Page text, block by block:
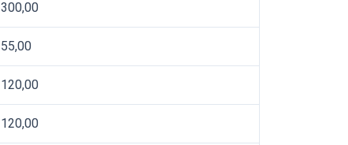
300,00
55,00
120,00
120,00